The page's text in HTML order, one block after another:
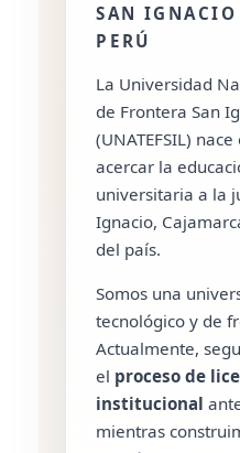
SAN IGNACIO
PERÚ
La Universidad
de Frontera San
(UNATEFSIL)
acercar la
universitaria a la
Ignacio,
del país.
Somos una
tecnológico y de
Actualmente,
el proceso de
institucional
mientras